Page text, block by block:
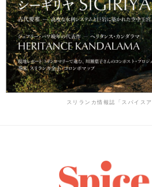
スリランカ情報誌「スパイス